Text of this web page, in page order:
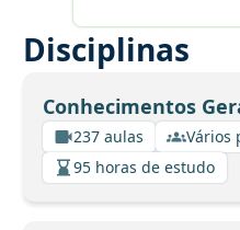
Disciplinas
Conhecimentos
237 aulas
Vários
95 horas de estudo